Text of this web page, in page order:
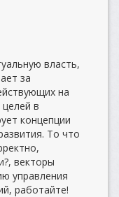
власть,
за
на
в
концепции
То что
векторы
управления
работайте!